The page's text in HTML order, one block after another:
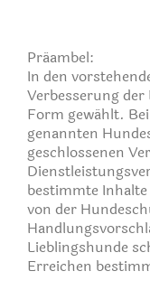
Präambel:
In den
Verbesserung
Form gewählt.
genannten
geschlossenen
bestimmte
von der
Lieblingshunde
Erreichen